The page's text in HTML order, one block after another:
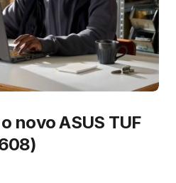
novo ASUS TUF